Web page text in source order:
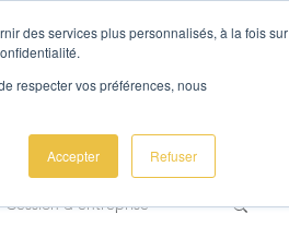
des services plus personnalisés, à la fois sur
respecter vos préférences, nous
Accepter Refuser
Cession d'entreprise